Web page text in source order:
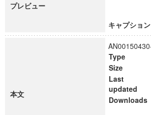
プレビュー
キャプション
本文
Type
Size
Last
updated
Downloads